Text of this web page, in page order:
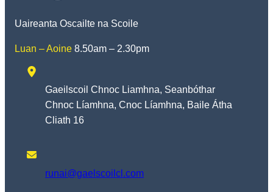
Uaireanta Oscailte na Scoile
Luan – Aoine 8.50am – 2.30pm
Gaeilscoil Chnoc Liamhna, Seanbóthar
Chnoc Líamhna, Cnoc Líamhna, Baile Átha
Cliath 16
runai@gaelscoilcl.com